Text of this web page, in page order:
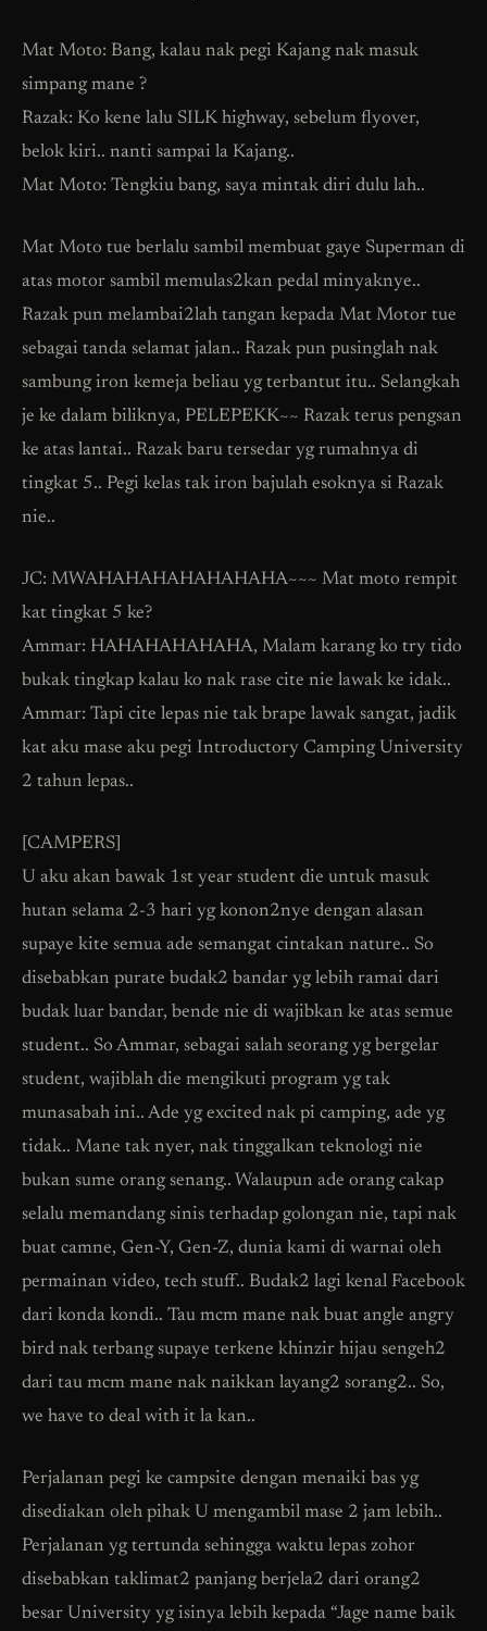
Mat Moto: Bang, kalau nak pegi Kajang nak masuk
simpang mane ?
Razak: Ko kene lalu SILK highway, sebelum flyover,
belok kiri.. nanti sampai la Kajang..
Mat Moto: Tengkiu bang, saya mintak diri dulu lah..
Mat Moto tue berlalu sambil membuat gaye Superman di
atas motor sambil memulas2kan pedal minyaknye..
Razak pun melambai2lah tangan kepada Mat Motor tue
sebagai tanda selamat jalan.. Razak pun pusinglah nak
sambung iron kemeja beliau yg terbantut itu.. Selangkah
je ke dalam biliknya, PELEPEKK~~ Razak terus pengsan
ke atas lantai.. Razak baru tersedar yg rumahnya di
tingkat 5.. Pegi kelas tak iron bajulah esoknya si Razak
nie..
JC: MWAHAHAHAHAHAHAHA~~~ Mat moto rempit
kat tingkat 5 ke?
Ammar: HAHAHAHAHAHA, Malam karang ko try tido
bukak tingkap kalau ko nak rase cite nie lawak ke idak..
Ammar: Tapi cite lepas nie tak brape lawak sangat, jadik
kat aku mase aku pegi Introductory Camping University
2 tahun lepas..
[CAMPERS]
U aku akan bawak 1st year student die untuk masuk
hutan selama 2-3 hari yg konon2nye dengan alasan
supaye kite semua ade semangat cintakan nature.. So
disebabkan purate budak2 bandar yg lebih ramai dari
budak luar bandar, bende nie di wajibkan ke atas semue
student.. So Ammar, sebagai salah seorang yg bergelar
student, wajiblah die mengikuti program yg tak
munasabah ini.. Ade yg excited nak pi camping, ade yg
tidak.. Mane tak nyer, nak tinggalkan teknologi nie
bukan sume orang senang.. Walaupun ade orang cakap
selalu memandang sinis terhadap golongan nie, tapi nak
buat camne, Gen-Y, Gen-Z, dunia kami di warnai oleh
permainan video, tech stuff.. Budak2 lagi kenal Facebook
dari konda kondi.. Tau mcm mane nak buat angle angry
bird nak terbang supaye terkene khinzir hijau sengeh2
dari tau mcm mane nak naikkan layang2 sorang2.. So,
we have to deal with it la kan..
Perjalanan pegi ke campsite dengan menaiki bas yg
disediakan oleh pihak U mengambil mase 2 jam lebih..
Perjalanan yg tertunda sehingga waktu lepas zohor
disebabkan taklimat2 panjang berjela2 dari orang2
besar University yg isinya lebih kepada “Jage name baik